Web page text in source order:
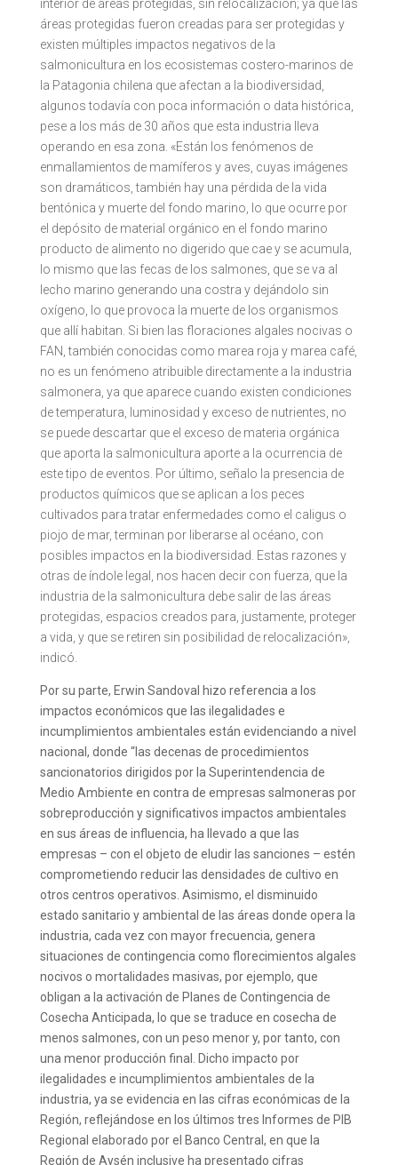
interior de áreas protegidas, sin relocalización; ya que las
áreas protegidas fueron creadas para ser protegidas y
existen múltiples impactos negativos de la
salmonicultura en los ecosistemas costero-marinos de
la Patagonia chilena que afectan a la biodiversidad,
algunos todavía con poca información o data histórica,
pese a los más de 30 años que esta industria lleva
operando en esa zona. «Están los fenómenos de
enmallamientos de mamíferos y aves, cuyas imágenes
son dramáticos, también hay una pérdida de la vida
bentónica y muerte del fondo marino, lo que ocurre por
el depósito de material orgánico en el fondo marino
producto de alimento no digerido que cae y se acumula,
lo mismo que las fecas de los salmones, que se va al
lecho marino generando una costra y dejándolo sin
oxígeno, lo que provoca la muerte de los organismos
que allí habitan. Si bien las floraciones algales nocivas o
FAN, también conocidas como marea roja y marea café,
no es un fenómeno atribuible directamente a la industria
salmonera, ya que aparece cuando existen condiciones
de temperatura, luminosidad y exceso de nutrientes, no
se puede descartar que el exceso de materia orgánica
que aporta la salmonicultura aporte a la ocurrencia de
este tipo de eventos. Por último, señalo la presencia de
productos químicos que se aplican a los peces
cultivados para tratar enfermedades como el caligus o
piojo de mar, terminan por liberarse al océano, con
posibles impactos en la biodiversidad. Estas razones y
otras de índole legal, nos hacen decir con fuerza, que la
industria de la salmonicultura debe salir de las áreas
protegidas, espacios creados para, justamente, proteger
a vida, y que se retiren sin posibilidad de relocalización»,
indicó.
Por su parte, Erwin Sandoval hizo referencia a los
impactos económicos que las ilegalidades e
incumplimientos ambientales están evidenciando a nivel
nacional, donde “las decenas de procedimientos
sancionatorios dirigidos por la Superintendencia de
Medio Ambiente en contra de empresas salmoneras por
sobreproducción y significativos impactos ambientales
en sus áreas de influencia, ha llevado a que las
empresas – con el objeto de eludir las sanciones – estén
comprometiendo reducir las densidades de cultivo en
otros centros operativos. Asimismo, el disminuido
estado sanitario y ambiental de las áreas donde opera la
industria, cada vez con mayor frecuencia, genera
situaciones de contingencia como florecimientos algales
nocivos o mortalidades masivas, por ejemplo, que
obligan a la activación de Planes de Contingencia de
Cosecha Anticipada, lo que se traduce en cosecha de
menos salmones, con un peso menor y, por tanto, con
una menor producción final. Dicho impacto por
ilegalidades e incumplimientos ambientales de la
industria, ya se evidencia en las cifras económicas de la
Región, reflejándose en los últimos tres Informes de PIB
Regional elaborado por el Banco Central, en que la
Región de Aysén inclusive ha presentado cifras